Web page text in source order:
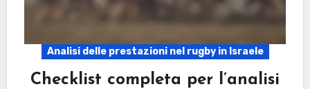
Analisi delle prestazioni nel rugby in Israele
Checklist completa per l’analisi